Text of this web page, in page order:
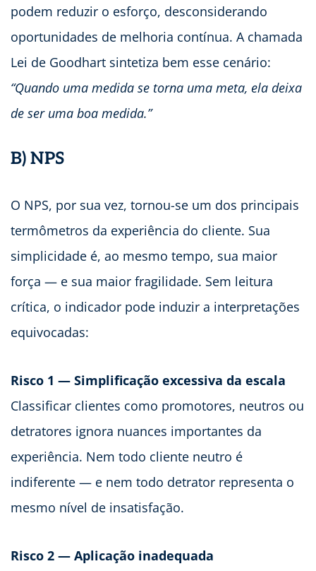
podem reduzir o esforço, desconsiderando
oportunidades de melhoria contínua. A chamada
Lei de Goodhart sintetiza bem esse cenário:
“Quando uma medida se torna uma meta, ela deixa
de ser uma boa medida.”
B) NPS
O NPS, por sua vez, tornou-se um dos principais
termômetros da experiência do cliente. Sua
simplicidade é, ao mesmo tempo, sua maior
força — e sua maior fragilidade. Sem leitura
crítica, o indicador pode induzir a interpretações
equivocadas:
Risco 1 — Simplificação excessiva da escala
Classificar clientes como promotores, neutros ou
detratores ignora nuances importantes da
experiência. Nem todo cliente neutro é
indiferente — e nem todo detrator representa o
mesmo nível de insatisfação.
Risco 2 — Aplicação inadequada